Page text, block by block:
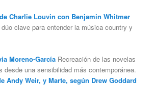
Charlie Louvin con Benjamin Whitmer
clave para entender la música country y
Moreno-GarcíaRecreación de las novelas
desde una sensibilidad más contemporánea.
Andy Weir, y Marte, según Drew Goddard